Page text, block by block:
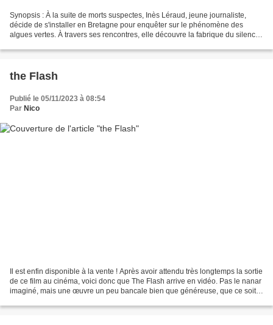
Synopsis : À la suite de morts suspectes, Inès Léraud, jeune journaliste,
décide de s'installer en Bretagne pour enquêter sur le phénomène des
algues vertes. À travers ses rencontres, elle découvre la fabrique du silence
the Flash
Publié le 05/11/2023 à 08:54
Par Nico
Il est enfin disponible à la vente ! Après avoir attendu très longtemps la sortie
de ce film au cinéma, voici donc que The Flash arrive en vidéo. Pas le nanar
imaginé, mais une œuvre un peu bancale bien que généreuse, que ce soit